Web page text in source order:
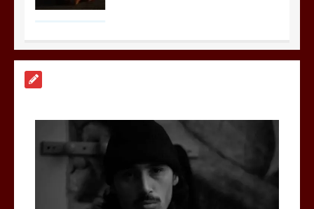
Découvrez « Lacrimae Lunae », le
nouvel EP d’UZAC